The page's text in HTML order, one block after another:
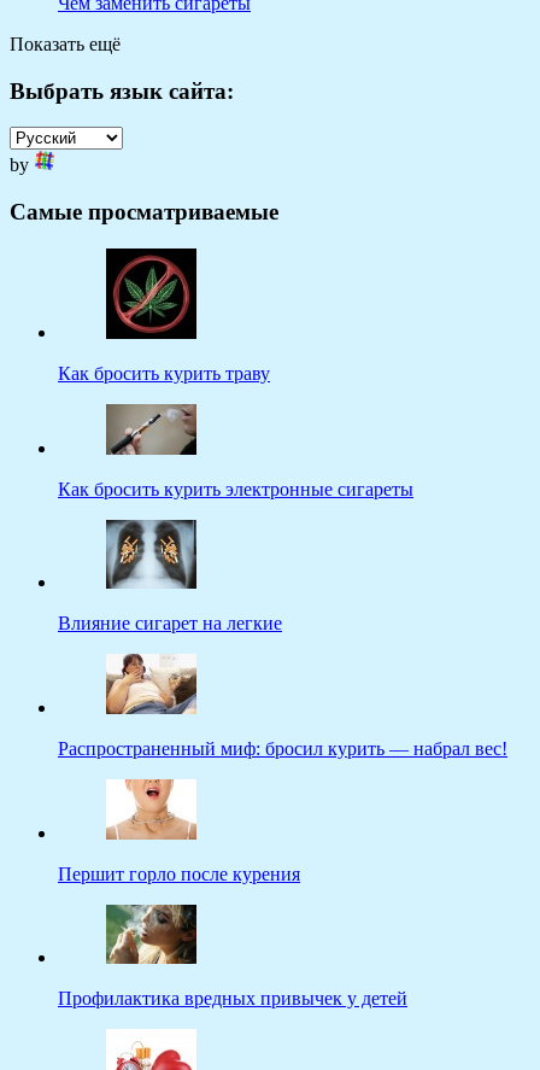
Показать ещё
Выбрать язык сайта:
by
Самые просматриваемые
Как бросить курить траву
Как бросить курить электронные сигареты
Влияние сигарет на легкие
Распространенный миф: бросил курить — набрал вес!
Першит горло после курения
Профилактика вредных привычек у детей